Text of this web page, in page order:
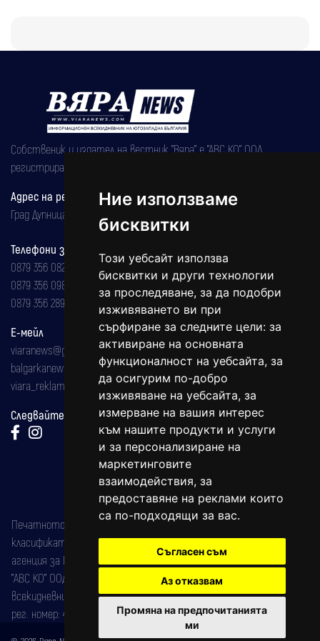
Ние използваме
бисквитки
Този уебсайт използва
бисквитки и други технологии
за проследяване, за да подобри
изживяването ви при
сърфиране за следните цели: за
активиране на основната
функционалност на уебсайта, за
да осигурим по-добро
изживяване на уебсайта, за
измерване на вашия интерес
към нашите продукти и услуги
и за персонализиране на
маркетинговите
взаимодействия, за
предоставяне на реклами които
са по-подходящи за вас.
Съгласен съм
Аз отказвам
Промяна на предпочитанията
ми
Собственик и издател на вестник "Вяра" е "АВС КО" ООД,
регистрирана на 08.05.2002 година.
Адрес на редакцията
Град Дупница, ул.''Христо Ботев" 43
Телефони за реклама и абонаменти
0879 356 082
0879 356 098
0879 356 289
Е-мейл
viaranews@gmail.com
balgarkanews@gmail.com
viara_reklama@mail.bg
Следвайте ни:
Печатното издание на вестника е регистрирано в националния
класификатор на печатните издания (Българска национална
агенция за ISSN) под номер: ISSN 1312-4722.
"АВС КО" ООД е притежател на марката: Вяра информационен
всекидневник на югозападна България, със свидетелство за марка
рег. номер: 47857/11.05.2004 година.